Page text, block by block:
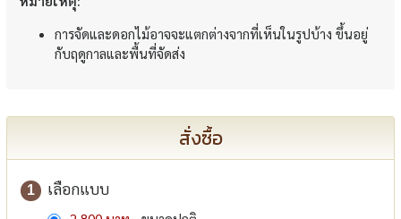
การจัดและดอกไม้อาจจะแตกต่างจากที่เห็นในรูปบ้าง ขึ้นอยู่
กับฤดูกาลและพื้นที่จัดส่ง
สั่งซื้อ
1 เลือกแบบ